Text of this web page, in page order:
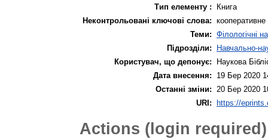
Тип елементу :
Книга
Неконтрольовані ключові слова:
Теми: Філологічні
Підрозділи:
Навчально-
Користувач, що депонує:
Наукова
Дата внесення:
19 Бер 2020
Останні зміни:
20 Бер 2020
URI: https://
Actions (login required)